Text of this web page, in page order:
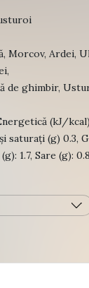
Morcov, Ardei,
de ghimbir,
(kJ/
saturați (g) 0.3,
1.7, Sare (g): 0.8